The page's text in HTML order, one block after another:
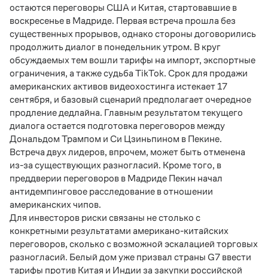
остаются переговоры США и Китая, стартовавшие в
воскресенье в Мадриде. Первая встреча прошла без
существенных прорывов, однако стороны договорились
продолжить диалог в понедельник утром. В круг
обсуждаемых тем вошли тарифы на импорт, экспортные
ограничения, а также судьба TikTok. Срок для продажи
американских активов видеохостинга истекает 17
сентября, и базовый сценарий предполагает очередное
продление дедлайна. Главным результатом текущего
диалога остается подготовка переговоров между
Дональдом Трампом и Си Цзиньпином в Пекине.
Встреча двух лидеров, впрочем, может быть отменена
из-за существующих разногласий. Кроме того, в
преддверии переговоров в Мадриде Пекин начал
антидемпинговое расследование в отношении
американских чипов.
Для инвесторов риски связаны не столько с
конкретными результатами американо-китайских
переговоров, сколько с возможной эскалацией торговых
разногласий. Белый дом уже призвал страны G7 ввести
тарифы против Китая и Индии за закупки российской